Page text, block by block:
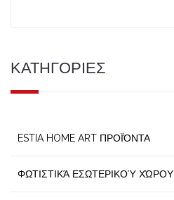
ΚΑΤΗΓΟΡΙΕΣ
ESTIA HOME ART ΠΡΟΪΌΝΤΑ
ΦΩΤΙΣΤΙΚΆ ΕΣΩΤΕΡΙΚΟΎ ΧΏΡΟΥ